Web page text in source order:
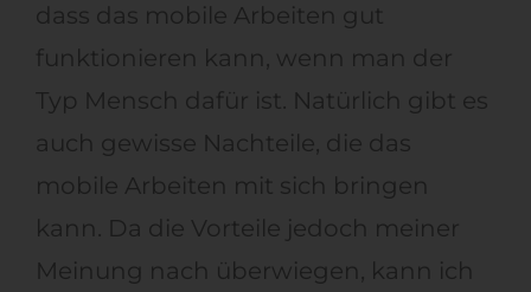
dass das mobile Arbeiten gut
funktionieren kann, wenn man der
Typ Mensch dafür ist. Natürlich gibt es
auch gewisse Nachteile, die das
mobile Arbeiten mit sich bringen
kann. Da die Vorteile jedoch meiner
Meinung nach überwiegen, kann ich